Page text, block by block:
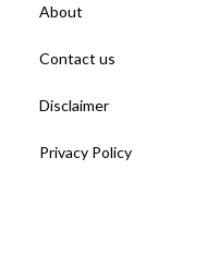
About
Contact us
Disclaimer
Privacy Policy